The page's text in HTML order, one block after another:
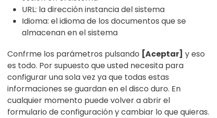
URL: la dirección instancia del sistema
Idioma: el idioma de los documentos que se
almacenan en el sistema
Confrme los parámetros pulsando [Aceptar] y eso
es todo. Por supuesto que usted necesita para
configurar una sola vez ya que todas estas
informaciones se guardan en el disco duro. En
cualquier momento puede volver a abrir el
formulario de configuración y cambiar lo que quieras.